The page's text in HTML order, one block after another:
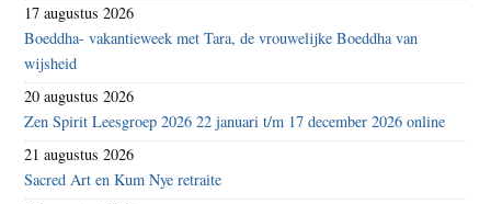
17 augustus 2026
Boeddha- vakantieweek met Tara, de vrouwelijke Boeddha van
wijsheid
20 augustus 2026
Zen Spirit Leesgroep 2026 22 januari t/m 17 december 2026 online
21 augustus 2026
Sacred Art en Kum Nye retraite